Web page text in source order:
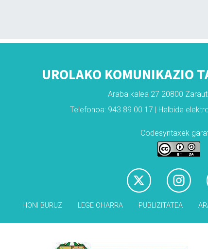
UROLAKO KOMUNIKAZIO
Araba kalea 27 20800
Telefonoa: 943 89 00 17 | Helbide
Codesyntaxek
HONI BURUZ LEGE OHARRA PUBLIZITATEA